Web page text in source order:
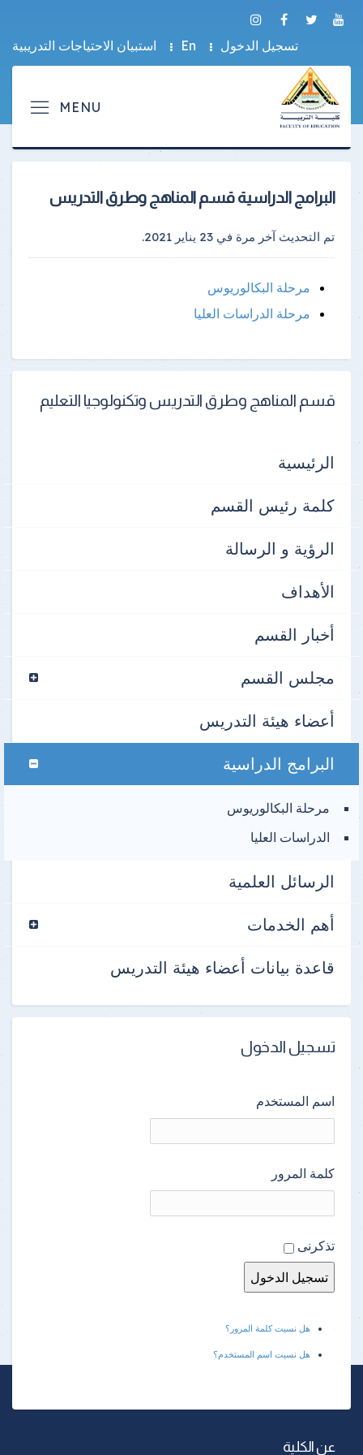
تسجيل الدخول En استبيان الاحتياجات التدريبية
البرامج الدراسية قسم المناهج وطرق التدريس
تم التحديث آخر مرة في 23 يناير 2021 .
مرحلة البكالوريوس
مرحلة الدراسات العليا
قسم المناهج وطرق التدريس وتكنولوجيا التعليم
الرئيسية
كلمة رئيس القسم
الرؤية و الرسالة
الأهداف
أخبار القسم
مجلس القسم
أعضاء هيئة التدريس
البرامج الدراسية
مرحلة البكالوريوس
الدراسات العليا
الرسائل العلمية
أهم الخدمات
قاعدة بيانات أعضاء هيئة التدريس
تسجيل الدخول
اسم المستخدم
كلمة المرور
تذكرنى
هل نسيت كلمة المرور؟
هل نسيت اسم المستخدم؟
عن الكلية